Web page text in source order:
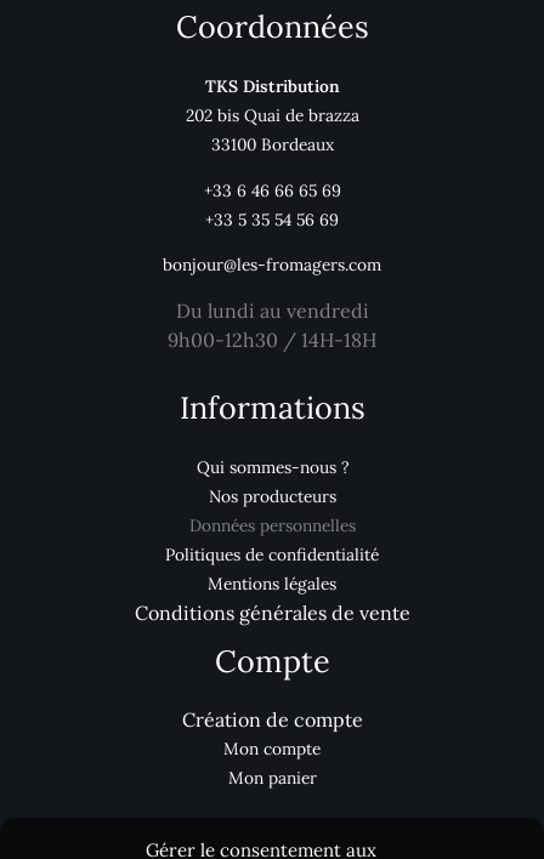
Gérer le consentement aux
Coordonnées
TKS Distribution
202 bis Quai de brazza
33100 Bordeaux
+33 6 46 66 65 69
+33 5 35 54 56 69
bonjour@les-fromagers.com
Du lundi au vendredi
9h00-12h30 / 14H-18H
Informations
Qui sommes-nous ?
Nos producteurs
Données personnelles
Politiques de confidentialité
Mentions légales
Conditions générales de vente
Compte
Création de compte
Mon compte
Mon panier